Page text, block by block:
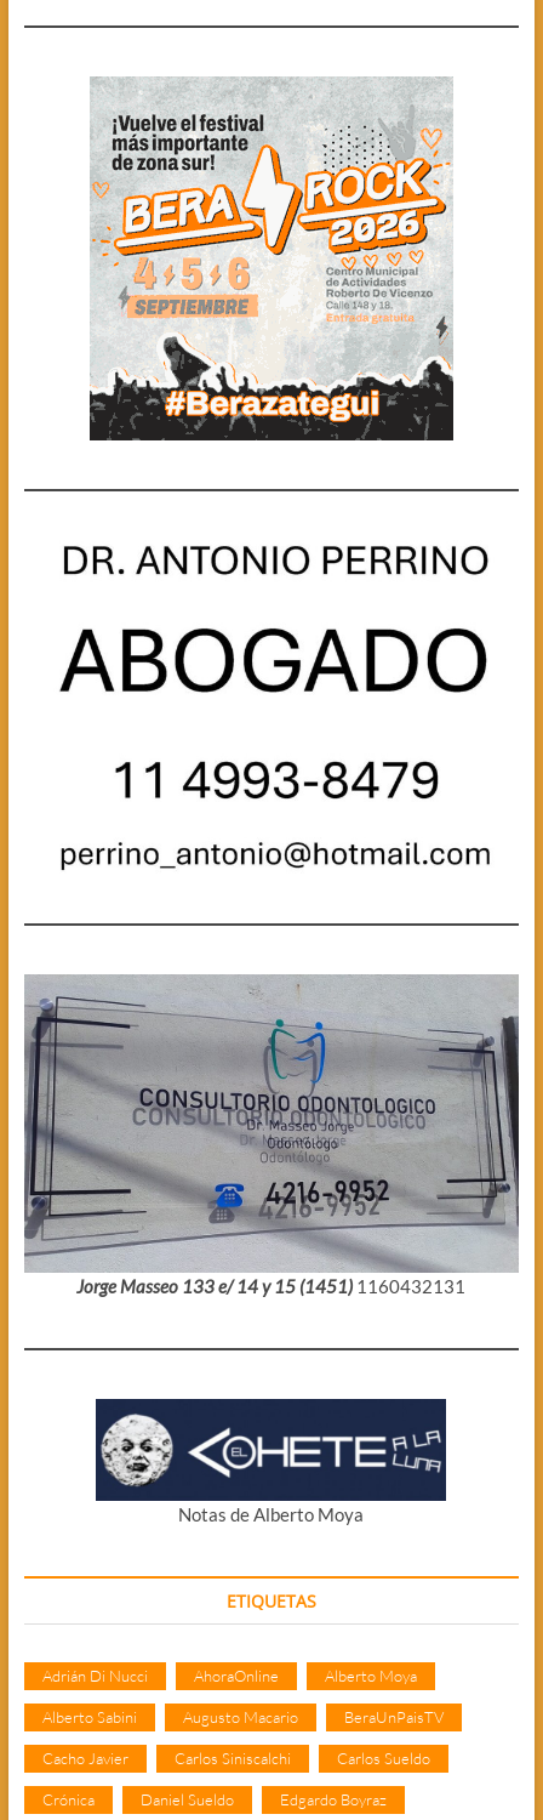
Jorge Masseo 133 e/ 14 y 15 (1451) 1160432131
Notas de Alberto Moya
ETIQUETAS
Adrián Di Nucci AhoraOnline Alberto Moya
Alberto Sabini Augusto Macario BeraUnPaisTV
Cacho Javier Carlos Siniscalchi Carlos Sueldo
Crónica Daniel Sueldo Edgardo Boyraz